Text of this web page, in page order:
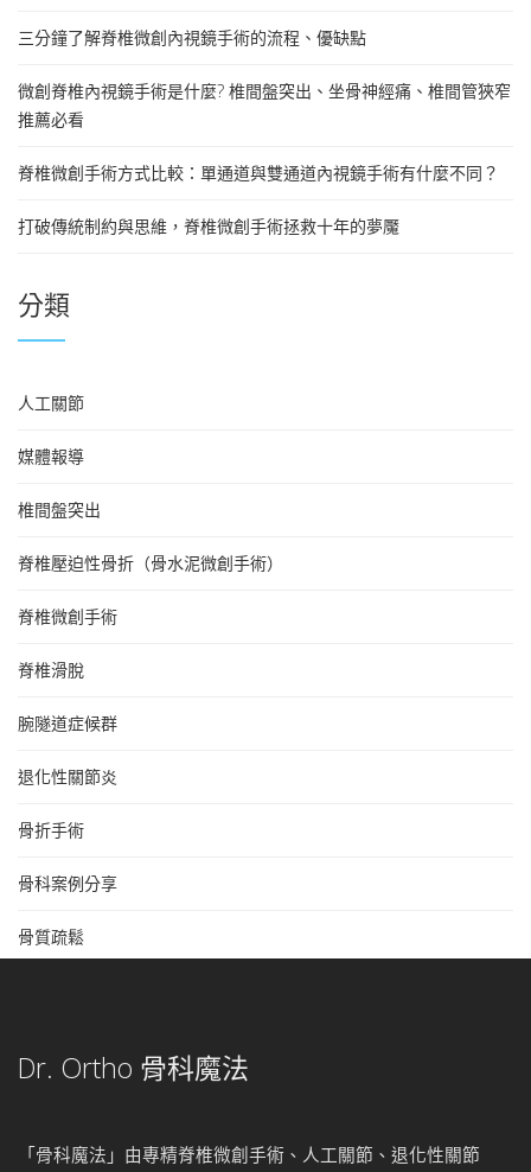
三分鐘了解脊椎微創內視鏡手術的流程、優缺點
微創脊椎內視鏡手術是什麼? 椎間盤突出、坐骨神經痛、椎間管狹窄
推薦必看
脊椎微創手術方式比較：單通道與雙通道內視鏡手術有什麼不同？
打破傳統制約與思維，脊椎微創手術拯救十年的夢魘
分類
人工關節
媒體報導
椎間盤突出
脊椎壓迫性骨折（骨水泥微創手術）
脊椎微創手術
脊椎滑脫
腕隧道症候群
退化性關節炎
骨折手術
骨科案例分享
骨質疏鬆
Dr. Ortho 骨科魔法
「骨科魔法」由專精脊椎微創手術、人工關節、退化性關節